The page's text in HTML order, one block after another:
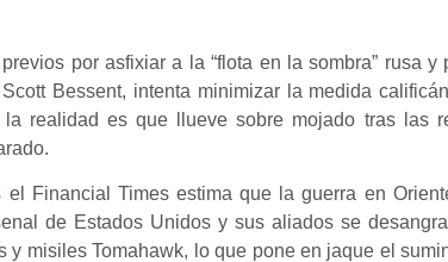
por asfixiar a la “flota en la sombra” rusa y
Bessent, intenta minimizar la medida
realidad es que llueve sobre mojado tras las
Financial Times estima que la guerra en
de Estados Unidos y sus aliados se
misiles Tomahawk, lo que pone en jaque el